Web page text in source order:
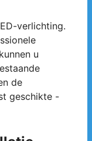
verlichting.
u
de
geschikte -